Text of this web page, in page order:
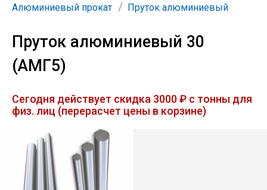
Арматура
Труба профильная
Труба
Лист
Уголок
Балка
Алюминиевый прокат Пруток алюминиевый
Пруток алюминиевый 30
(АМГ5)
Сегодня действует скидка 3000 ₽ с тонны для
физ. лиц (перерасчет цены в корзине)